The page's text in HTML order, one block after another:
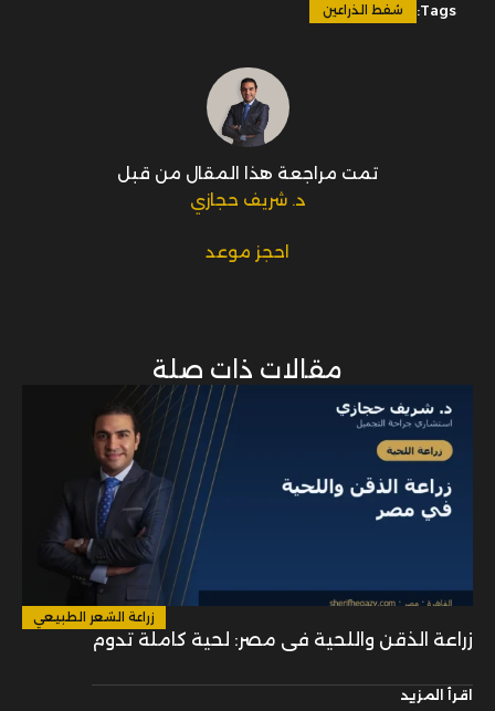
Tags: شفط الذراعين
تمت مراجعة هذا المقال من قبل
د. شريف حجازي
احجز موعد
مقالات ذات صلة
زراعة الشعر الطبيعي
زراعة الذقن واللحية في مصر: لحية كاملة تدوم
اقرأ المزيد